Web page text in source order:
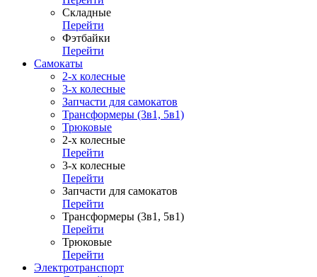
Складные
Перейти
Фэтбайки
Перейти
Самокаты
2-х колесные
3-х колесные
Запчасти для самокатов
Трансформеры (3в1, 5в1)
Трюковые
2-х колесные
Перейти
3-х колесные
Перейти
Запчасти для самокатов
Перейти
Трансформеры (3в1, 5в1)
Перейти
Трюковые
Перейти
Электротранспорт